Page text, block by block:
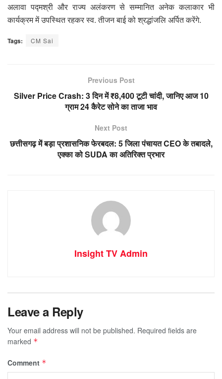
अलावा पद्मश्री और राज्य अलंकरण से सम्मानित अनेक कलाकार भी
कार्यक्रम में उपस्थित रहकर स्व. तीजन बाई को श्रद्धांजलि अर्पित करेंगे.
Tags: CM Sai
Previous Post
Silver Price Crash: 3 दिन में ₹8,400 टूटी चांदी, जानिए आज 10
ग्राम 24 कैरेट सोने का ताजा भाव
Next Post
छत्तीसगढ़ में बड़ा प्रशासनिक फेरबदल: 5 जिला पंचायत CEO के तबादले,
एक्का को SUDA का अतिरिक्त प्रभार
Insight TV Admin
Leave a Reply
Your email address will not be published. Required fields are
marked *
Comment *